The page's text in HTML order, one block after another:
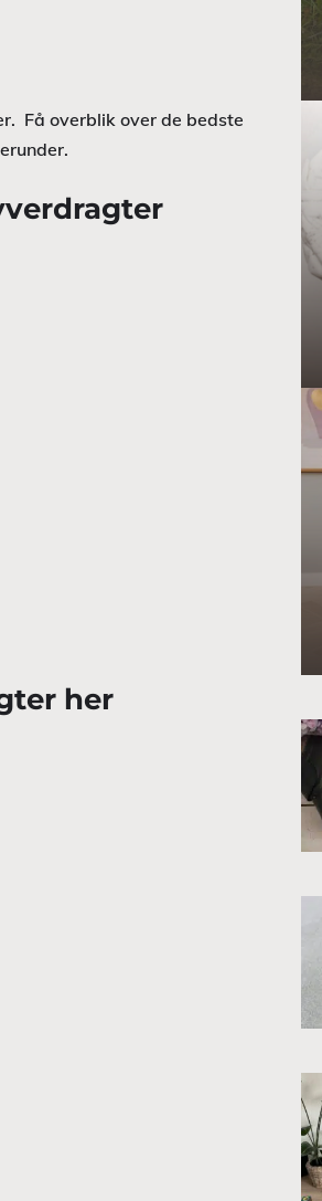
Få overblik over de bedste
her